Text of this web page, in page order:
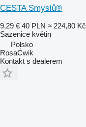
CESTA Smyslů®
9,29 € 40 PLN ≈ 224,80 Kč
Sazenice květin
Polsko
RosaĆwik
Kontakt s dealerem